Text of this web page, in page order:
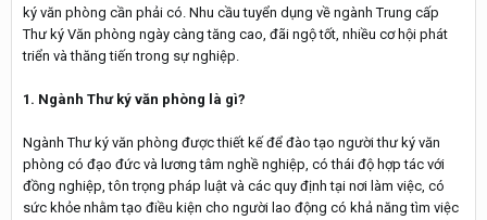
ký văn phòng cần phải có. Nhu cầu tuyển dụng về ngành Trung cấp
Thư ký Văn phòng ngày càng tăng cao, đãi ngộ tốt, nhiều cơ hội phát
triển và thăng tiến trong sự nghiệp.
1. Ngành Thư ký văn phòng là gì?
Ngành Thư ký văn phòng được thiết kế để đào tạo người thư ký văn
phòng có đạo đức và lương tâm nghề nghiệp, có thái độ hợp tác với
đồng nghiệp, tôn trọng pháp luật và các quy định tại nơi làm việc, có
sức khỏe nhằm tạo điều kiện cho người lao động có khả năng tìm việc